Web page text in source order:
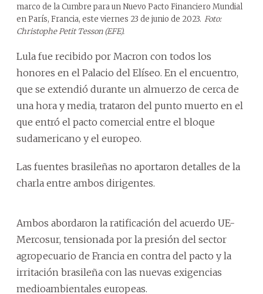
marco de la Cumbre para un Nuevo Pacto Financiero Mundial
en París, Francia, este viernes 23 de junio de 2023. Foto:
Christophe Petit Tesson (EFE).
Lula fue recibido por Macron con todos los
honores en el Palacio del Elíseo. En el encuentro,
que se extendió durante un almuerzo de cerca de
una hora y media, trataron del punto muerto en el
que entró el pacto comercial entre el bloque
sudamericano y el europeo.
Las fuentes brasileñas no aportaron detalles de la
charla entre ambos dirigentes.
Ambos abordaron la ratificación del acuerdo UE-
Mercosur, tensionada por la presión del sector
agropecuario de Francia en contra del pacto y la
irritación brasileña con las nuevas exigencias
medioambientales europeas.